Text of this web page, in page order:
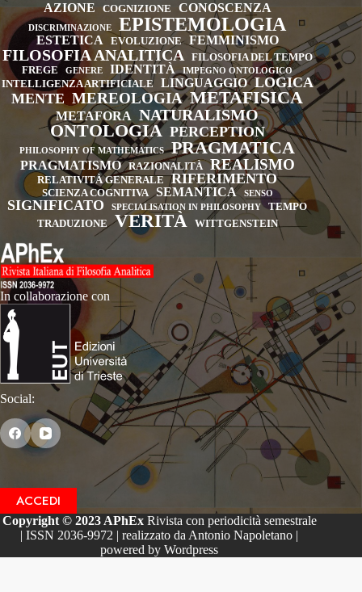
AZIONE COGNIZIONE CONOSCENZA
DISCRIMINAZIONE EPISTEMOLOGIA
ESTETICA EVOLUZIONE FEMMINISMO
FILOSOFIA ANALITICA
FILOSOFIA DEL TEMPO
FREGE
GENERE IDENTITÀ IMPEGNO ONTOLOGICO
INTELLIGENZA ARTIFICIALE LINGUAGGIO LOGICA
MENTE MEREOLOGIA METAFISICA
METAFORA NATURALISMO
ONTOLOGIA PERCEPTION
PHILOSOPHY OF MATHEMATICS PRAGMATICA
PRAGMATISMO RAZIONALITÀ REALISMO
RELATIVITÀ GENERALE RIFERIMENTO
SCIENZA COGNITIVA SEMANTICA SENSO
SIGNIFICATO SPECIALISATION IN PHILOSOPHY
TEMPO
TRADUZIONE
VERITÀ WITTGENSTEIN
In collaborazione con
Social:
ACCEDI
Copyright © 2023 APhExRivista con periodicità semestrale
| ISSN 2036-9972 | realizzato da Antonio Napoletano |
powered by Wordpress